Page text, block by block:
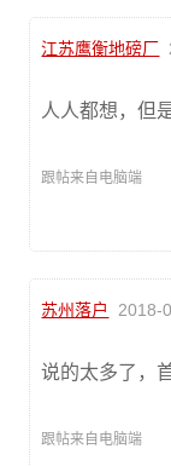
江苏鹰衡地磅厂
人人都想，但
跟帖来自电脑端
苏州落户 2018-
说的太多了，
跟帖来自电脑端